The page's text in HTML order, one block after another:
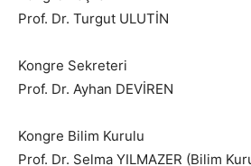
Prof. Dr. Turgut ULUTİN
Kongre Sekreteri
Prof. Dr. Ayhan DEVİREN
Kongre Bilim Kurulu
Prof. Dr. Selma YILMAZER (Bilim